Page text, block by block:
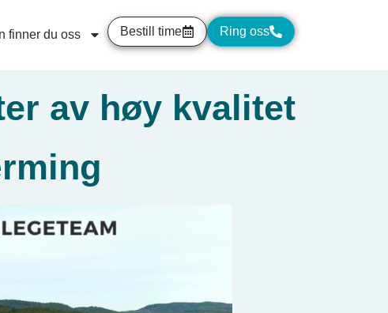
finner du oss Bestill time Ring oss
av høy kvalitet